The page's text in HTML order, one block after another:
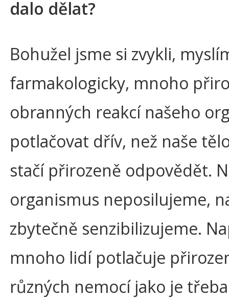
dalo dělat?
Bohužel jsme si zvykli,
farmakologicky, mnoho
obranných reakcí našeho
potlačovat dřív, než naše
stačí přirozeně odpovědět.
organismus neposilujeme,
zbytečně senzibilizujeme.
mnoho lidí potlačuje
různých nemocí jako je